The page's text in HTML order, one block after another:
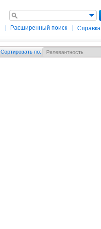
Расширенный поиск Справка
Сортировать по: